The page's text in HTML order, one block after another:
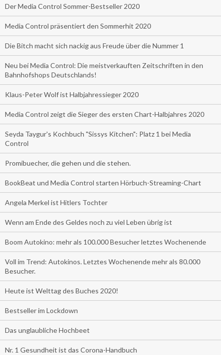
Der Media Control Sommer-Bestseller 2020
Media Control präsentiert den Sommerhit 2020
Die Bitch macht sich nackig aus Freude über die Nummer 1
Neu bei Media Control: Die meistverkauften Zeitschriften in den
Bahnhofshops Deutschlands!
Klaus-Peter Wolf ist Halbjahressieger 2020
Media Control zeigt die Sieger des ersten Chart-Halbjahres 2020
Seyda Taygur's Kochbuch "Sissys Kitchen": Platz 1 bei Media
Control
Promibuecher, die gehen und die stehen.
BookBeat und Media Control starten Hörbuch-Streaming-Chart
Angela Merkel ist Hitlers Tochter
Wenn am Ende des Geldes noch zu viel Leben übrig ist
Boom Autokino: mehr als 100.000 Besucher letztes Wochenende
Voll im Trend: Autokinos. Letztes Wochenende mehr als 80.000
Besucher.
Heute ist Welttag des Buches 2020!
Bestseller im Lockdown
Das unglaubliche Hochbeet
Nr. 1 Gesundheit ist das Corona-Handbuch